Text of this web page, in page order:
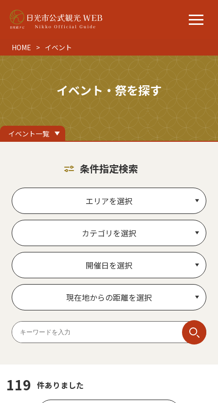
HOME イベント
イベント・祭を探す
イベント一覧
条件指定検索
エリアを選択
カテゴリを選択
開催日を選択
現在地からの距離を選択
119 件ありました